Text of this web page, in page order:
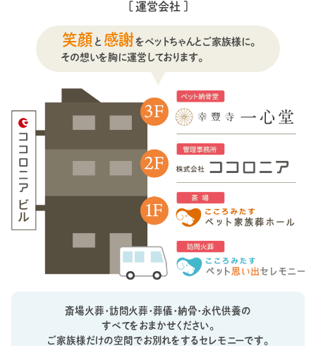
[ 運営会社 ]
笑顔 と 感謝をペットちゃんとご家族様に。
その想いを胸に運営しております。
斎場火葬・訪問火葬・葬儀・納骨・永代供養の
すべてをおまかせください。
ご家族様だけの空間でお別れをするセレモニーです。